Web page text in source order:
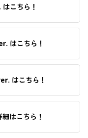
こちら！
はこちら！
はこちら！
はこちら！